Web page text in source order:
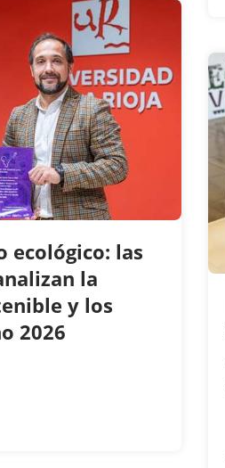
ecológico: las
la
y los
2026